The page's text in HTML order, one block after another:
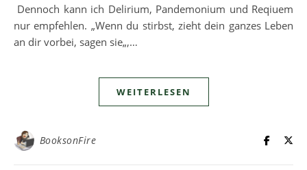
Dennoch kann ich Delirium, Pandemonium und Reqiuem
nur empfehlen. „Wenn du stirbst, zieht dein ganzes Leben
an dir vorbei, sagen sie„,…
WEITERLESEN
BooksonFire